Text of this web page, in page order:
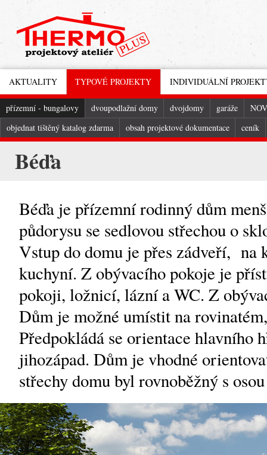
AKTUALITY TYPOVÉ PROJEKTY
přízemní - bungalovy dvoupodlažní domy dvojdomy garáže
objednat tištěný katalog zdarma
obsah projektové dokumentace ceník
INDIVIDUÁLNÍ
Béďa
Béďa je přízemní rodinný dům
půdorysu se sedlovou střechou o
Vstup do domu je přes zádveří, na
kuchyní. Z obývacího pokoje je
pokoji, ložnicí, lázní a WC. Z
Dům je možné umístit na
Předpokládá se orientace hlavního
jihozápad. Dům je vhodné
střechy domu byl rovnoběžný s